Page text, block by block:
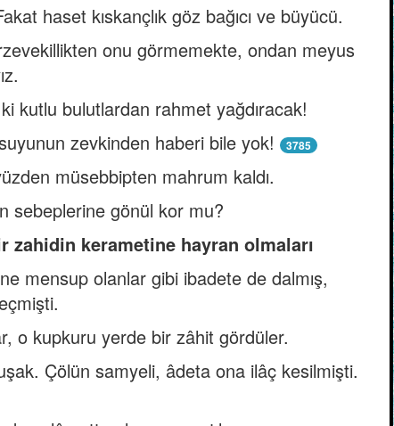
haset kıskançlık göz bağıcı ve büyücü.
onu görmemekte, ondan meyus
kutlu bulutlardan rahmet yağdıracak!
zevkinden haberi bile yok!
3785
müsebbipten mahrum kaldı.
sebeplerine gönül kor mu?
zahidin kerametine hayran olmaları
mensup olanlar gibi ibadete de dalmış,
o kupkuru yerde bir zâhit gördüler.
Çölün samyeli, âdeta ona ilâç kesilmişti.